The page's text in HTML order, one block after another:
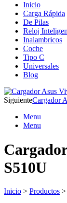
Inicio
Carga Rápida
De Pilas
Reloj
Inalambricos
Coche
Tipo C
Universales
Blog
SiguienteCargador
Menu
Menu
S510U
Inicio > Productos